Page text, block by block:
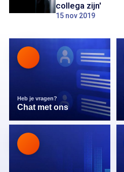
collega zijn'
15 nov 2019
Heb je vragen?
Chat met ons